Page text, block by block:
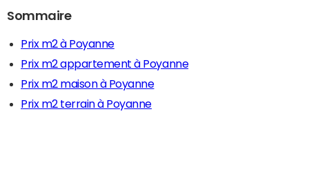
Sommaire
Prix m2 à Poyanne
Prix m2 appartement à Poyanne
Prix m2 maison à Poyanne
Prix m2 terrain à Poyanne